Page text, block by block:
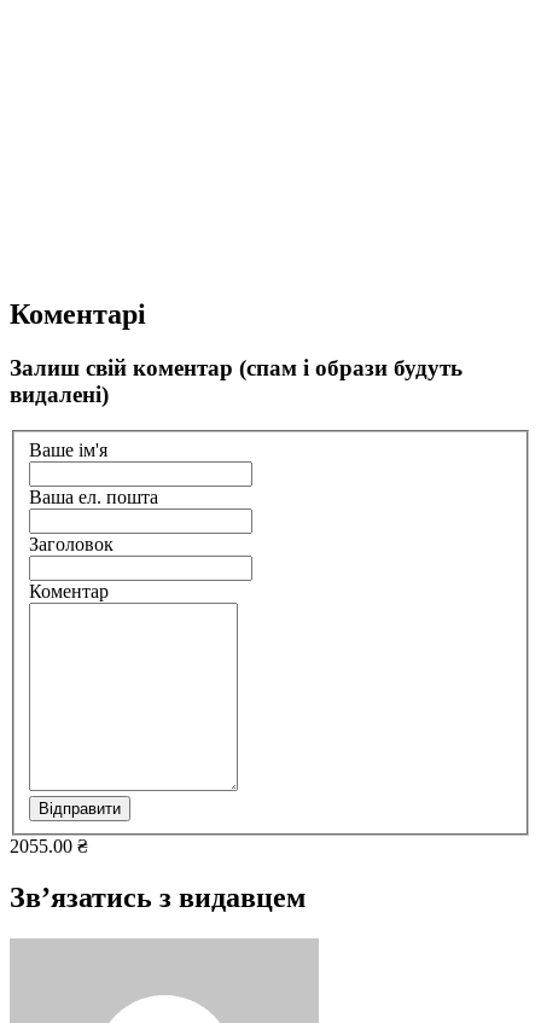
Коментарі
Залиш свій коментар (спам і образи будуть
видалені)
Ваше ім'я
Ваша ел. пошта
Заголовок
Коментар
Відправити
2055.00 ₴
Зв’язатись з видавцем